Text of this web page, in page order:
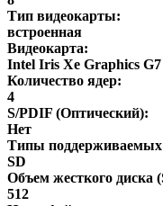
Тип видеокарты:
встроенная
Видеокарта:
Intel Iris Xe Graphics G7
Количество ядер:
4
S/PDIF (Оптический):
Нет
Типы поддерживаемых
SD
Объем жесткого диска
512